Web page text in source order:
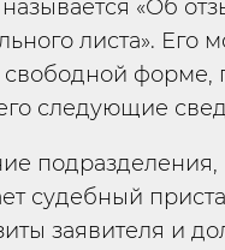
«Об
листа». Его
свободной форме,
следующие
подразделения,
судебный
заявителя и